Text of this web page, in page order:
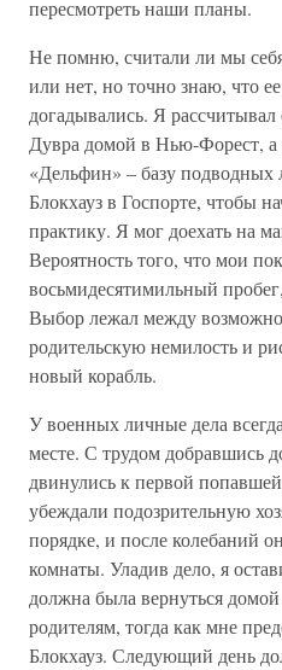
пересмотреть наши планы.
Не помню, считали ли мы
или нет, но точно знаю, что
догадывались. Я
Дувра домой в Нью-Форест, а
«Дельфин» – базу подводных
Блокхауз в Госпорте, чтобы
практику. Я мог доехать на
Вероятность того, что мои
восьмидесятимильный
Выбор лежал между
родительскую немилость и
новый корабль.
У военных личные дела
месте. С трудом добравшись
двинулись к первой
убеждали подозрительную
порядке, и после колебаний
комнаты. Уладив дело, я
должна была вернуться
родителям, тогда как мне
Блокхауз. Следующий день